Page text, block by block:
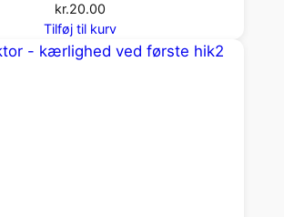
kr.20.00
Tilføj til kurv